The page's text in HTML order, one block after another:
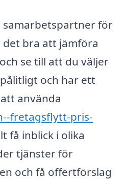
samarbetspartner för
bra att jämföra
se till att du väljer
och har ett
använda
fretagsflytt-pris-
få inblick i olika
tjänster för
och få offertförslag